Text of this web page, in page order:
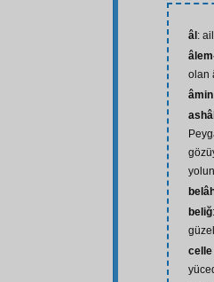
âl :
olan
âmin
beliğ
celle